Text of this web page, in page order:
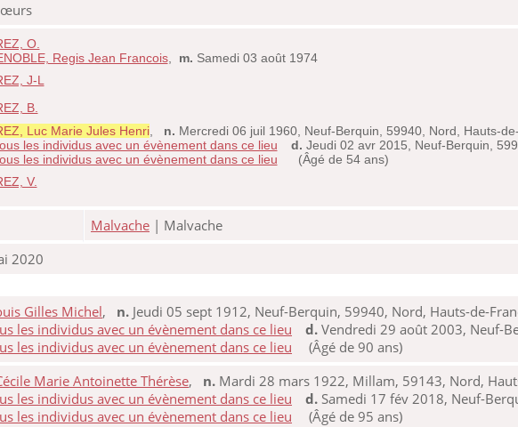
O.
Regis Jean Francois, m. Samedi 03 août 1974
J-L
B.
Luc Marie Jules Henri, n. Mercredi 06 juil 1960, Neuf-Berquin, 59940, Nord, Hauts-
d. Jeudi 02 avr 2015, Neuf-Berquin,
(Âgé de 54 ans)
V.
Malvache | Malvache
2020
Gilles Michel, n. Jeudi 05 sept 1912, Neuf-Berquin, 59940, Nord, Hauts-de-
d. Vendredi 29 août 2003, Neuf-
(Âgé de 90 ans)
Marie Antoinette Thérèse, n. Mardi 28 mars 1922, Millam, 59143, Nord,
d. Samedi 17 fév 2018, Neuf-
(Âgé de 95 ans)